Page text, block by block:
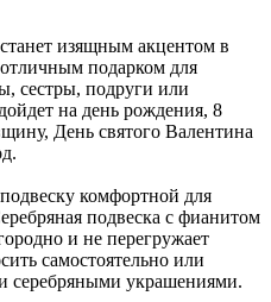
изящным акцентом в
подарком для
сестры, подруги или
на день рождения, 8
День святого Валентина
комфортной для
подвеска с фианитом
и не перегружает
самостоятельно или
серебряными украшениями.